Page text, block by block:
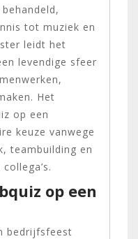
tot muziek en
leidt het
levendige sfeer
Het
op een
keuze vanwege
teambuilding en
op een
bedrijfsfeest